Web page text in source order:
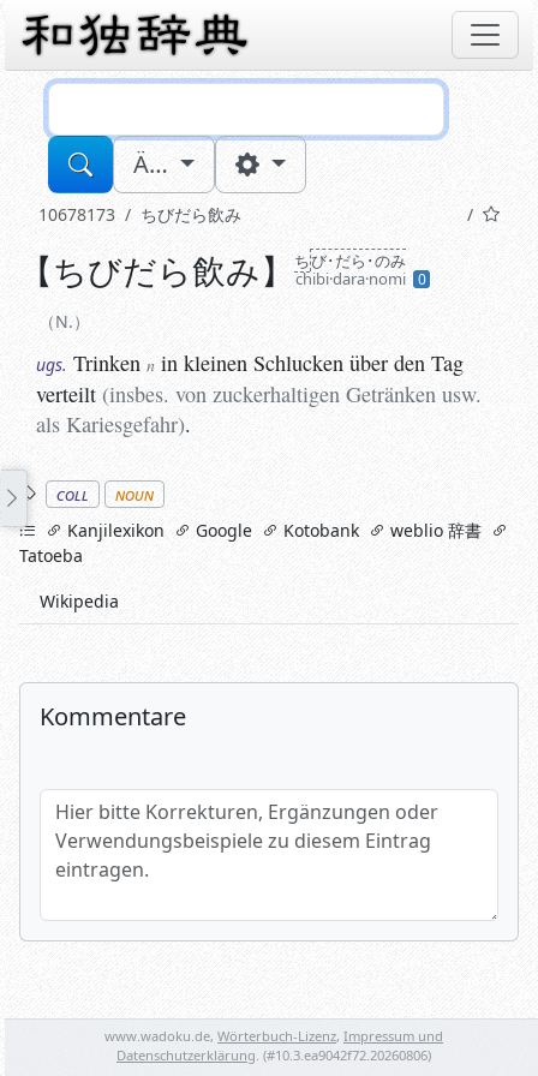
Ä…
10678173 ちびだら飲み
N.
Trinken
【ちびだら飲み】 ちび･だら･のみ
chibi·dara·nomi
0
N.
ugs. Trinken n in kleinen Schlucken über den Tag
verteilt (insbes. von zuckerhaltigen Getränken usw.
als Kariesgefahr).
Stichworte
coll
noun
linksKanjilexikon Google Kotobank
weblio 辞書
Tatoeba
Wikipedia
Kommentare
Hier bitte Korrekturen, Ergänzungen oder
Spamtest: 1+4=?
www.wadoku.de, Wörterbuch-Lizenz, Impressum und
Datenschutzerklärung . (#10.3.ea9042f72.20260806)